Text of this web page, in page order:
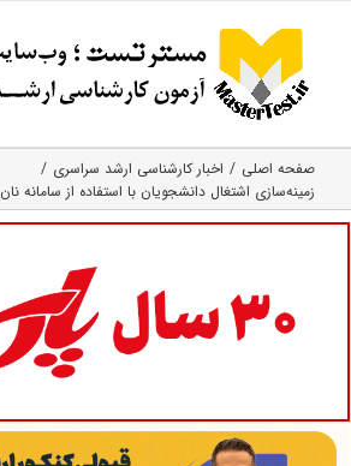
content
صفحه اصلی
اخبار کارشناسی ارشد سراسری
زمینه‌سازی اشتغال دانشجویان با استفاده از سامانه نان